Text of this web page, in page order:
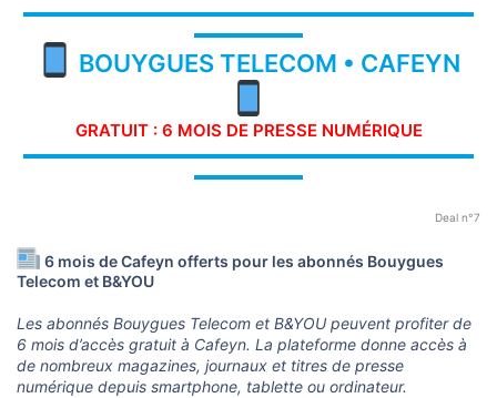
▬▬▬▬▬▬▬▬▬▬▬▬▬▬▬▬▬▬▬▬▬▬▬▬▬▬▬▬▬
▬▬▬▬▬▬▬
BOUYGUES TELECOM • CAFEYN
GRATUIT : 6 MOIS DE PRESSE NUMÉRIQUE
▬▬▬▬▬▬▬▬▬▬▬▬▬▬▬▬▬▬▬▬▬▬▬▬▬▬▬▬▬
▬▬▬▬▬▬▬
Deal n°7
6 mois de Cafeyn offerts pour les abonnés Bouygues
Telecom et B&YOU
Les abonnés Bouygues Telecom et B&YOU peuvent profiter de
6 mois d’accès gratuit à Cafeyn. La plateforme donne accès à
de nombreux magazines, journaux et titres de presse
numérique depuis smartphone, tablette ou ordinateur.